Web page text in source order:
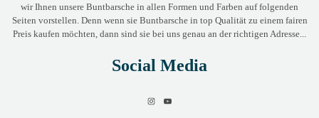
wir Ihnen unsere Buntbarsche in allen Formen und Farben auf folgenden
Seiten vorstellen. Denn wenn sie Buntbarsche in top Qualität zu einem fairen
Preis kaufen möchten, dann sind sie bei uns genau an der richtigen Adresse...
Social Media